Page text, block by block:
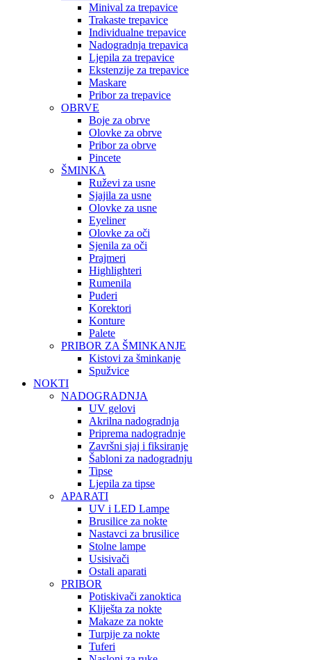
Minival za trepavice
Trakaste trepavice
Individualne trepavice
Nadogradnja trepavica
Ljepila za trepavice
Ekstenzije za trepavice
Maskare
Pribor za trepavice
OBRVE
Boje za obrve
Olovke za obrve
Pribor za obrve
Pincete
ŠMINKA
Ruževi za usne
Sjajila za usne
Olovke za usne
Eyeliner
Olovke za oči
Sjenila za oči
Prajmeri
Highlighteri
Rumenila
Puderi
Korektori
Konture
Palete
PRIBOR ZA ŠMINKANJE
Kistovi za šminkanje
Spužvice
NOKTI
NADOGRADNJA
UV gelovi
Akrilna nadogradnja
Priprema nadogradnje
Završni sjaj i fiksiranje
Šabloni za nadogradnju
Tipse
Ljepila za tipse
APARATI
UV i LED Lampe
Brusilice za nokte
Nastavci za brusilice
Stolne lampe
Usisivači
Ostali aparati
PRIBOR
Potiskivači zanoktica
Kliješta za nokte
Makaze za nokte
Turpije za nokte
Tuferi